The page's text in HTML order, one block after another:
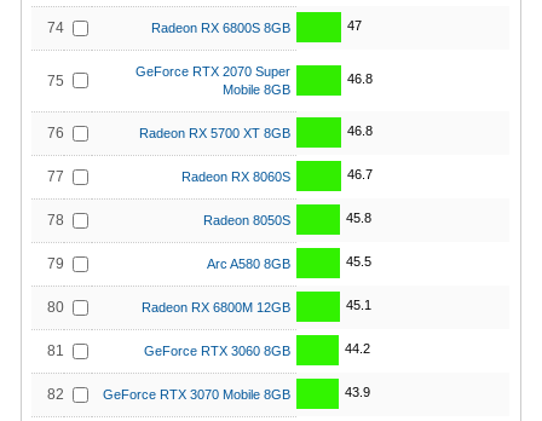
74 Radeon RX 6800S 8GB 47
75
GeForce RTX 2070 Super
Mobile 8GB
46.8
76 Radeon RX 5700 XT 8GB 46.8
77 Radeon RX 8060S 46.7
78 Radeon 8050S 45.8
79 Arc A580 8GB 45.5
80 Radeon RX 6800M 12GB 45.1
81 GeForce RTX 3060 8GB 44.2
82 GeForce RTX 3070 Mobile 8GB 43.9